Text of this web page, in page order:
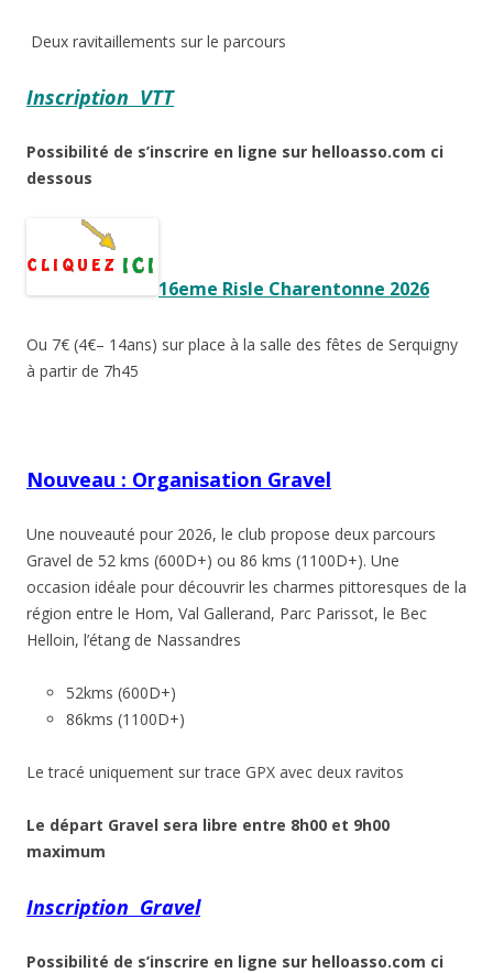
Deux ravitaillements sur le parcours
Inscription VTT
Possibilité de s’inscrire en ligne sur helloasso.com ci
dessous
16eme Risle Charentonne 2026
Ou 7€ (4€– 14ans) sur place à la salle des fêtes de Serquigny
à partir de 7h45
Nouveau : Organisation Gravel
Une nouveauté pour 2026, le club propose deux parcours
Gravel de 52 kms (600D+) ou 86 kms (1100D+). Une
occasion idéale pour découvrir les charmes pittoresques de la
région entre le Hom, Val Gallerand, Parc Parissot, le Bec
Helloin, l’étang de Nassandres
52kms (600D+)
86kms (1100D+)
Le tracé uniquement sur trace GPX avec deux ravitos
Le départ Gravel sera libre entre 8h00 et 9h00
maximum
Inscription Gravel
Possibilité de s’inscrire en ligne sur helloasso.com ci